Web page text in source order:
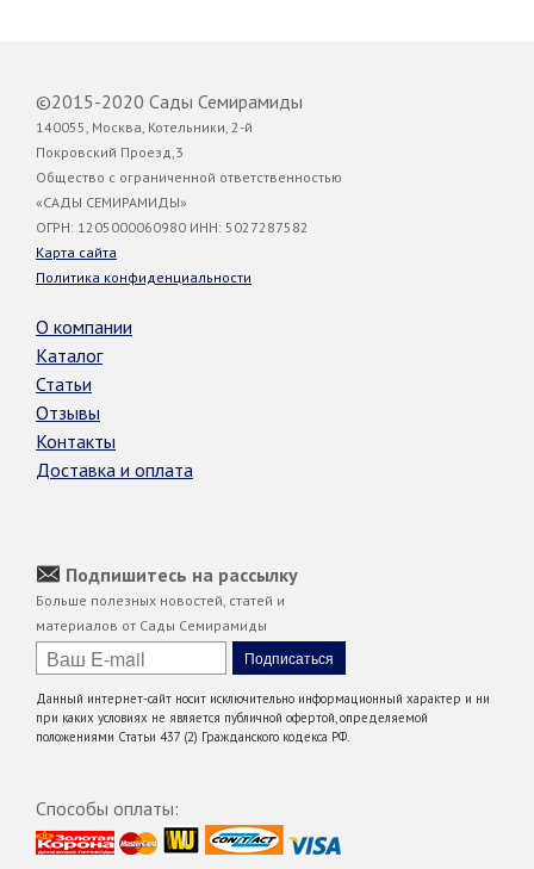
©2015-2020 Сады Семирамиды
140055, Москва, Котельники, 2-й
Покровский Проезд,3
Общество с ограниченной ответственностью
«САДЫ СЕМИРАМИДЫ»
ОГРН: 1205000060980 ИНН: 5027287582
Карта сайта
Политика конфиденциальности
О компании
Каталог
Статьи
Отзывы
Контакты
Доставка и оплата
Подпишитесь на рассылку
Больше полезных новостей, статей и
материалов от Сады Семирамиды
Данный интернет-сайт носит исключительно информационный характер и ни
при каких условиях не является публичной офертой, определяемой
положениями Статьи 437 (2) Гражданского кодекса РФ.
Способы оплаты: